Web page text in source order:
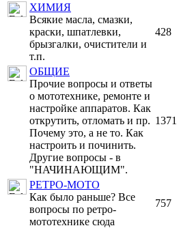
ХИМИЯ
Всякие масла, смазки,
краски, шпатлевки,
брызгалки, очистители и
т.п.
428
ОБЩИЕ
Прочие вопросы и ответы
о мототехнике, ремонте и
настройке аппаратов. Как
открутить, отломать и пр.
Почему это, а не то. Как
настроить и починить.
Другие вопросы - в
"НАЧИНАЮЩИМ".
1371
РЕТРО-МОТО
Как было раньше? Все
вопросы по ретро-
мототехнике сюда
757